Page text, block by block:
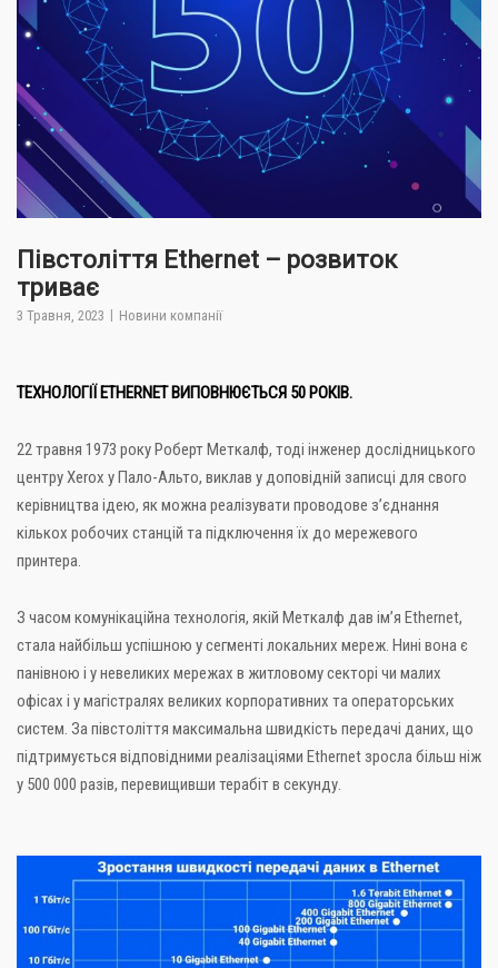
Півстоліття Ethernet – розвиток
триває
3 Травня, 2023 Новини компанії
ТЕХНОЛОГІЇ ETHERNET ВИПОВНЮЄТЬСЯ 50 РОКІВ.
22 травня 1973 року Роберт Меткалф, тоді інженер дослідницького
центру Xerox у Пало-Альто, виклав у доповідній записці для свого
керівництва ідею, як можна реалізувати проводове з’єднання
кількох робочих станцій та підключення їх до мережевого
принтера.
З часом комунікаційна технологія, якій Меткалф дав ім’я Ethernet,
стала найбільш успішною у сегменті локальних мереж. Нині вона є
панівною і у невеликих мережах в житловому секторі чи малих
офісах і у магістралях великих корпоративних та операторських
систем. За півстоліття максимальна швидкість передачі даних, що
підтримується відповідними реалізаціями Ethernet зросла більш ніж
у 500 000 разів, перевищивши терабіт в секунду.